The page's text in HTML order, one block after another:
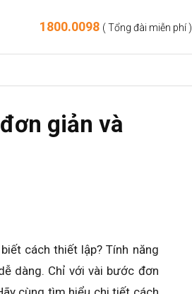
1800.0098 ( Tổng đài miễn phí )
giản và
cách thiết lập? Tính năng
dàng. Chỉ với vài bước đơn